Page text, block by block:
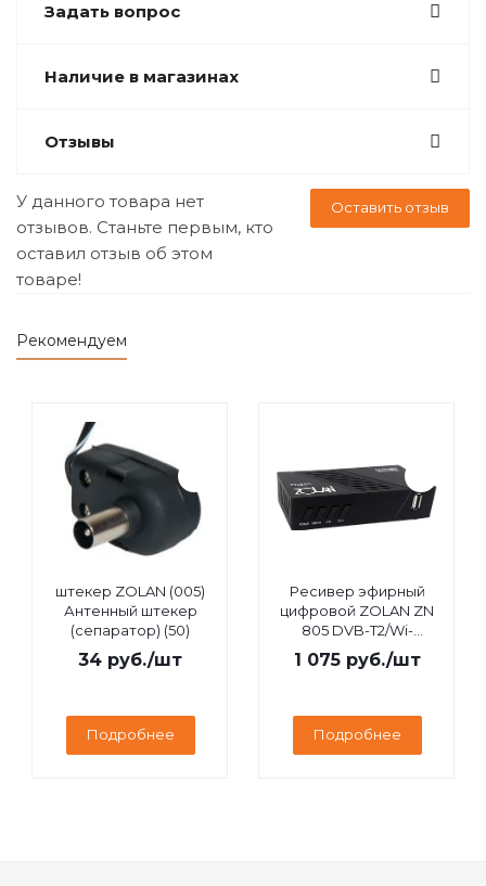
Задать вопрос
Наличие в магазинах
Отзывы
Оставить отзыв
У данного товара нет
отзывов. Станьте первым, кто
оставил отзыв об этом
товаре!
Рекомендуем
штекер ZOLAN (005)
Антенный штекер
(сепаратор) (50)
34 руб./шт
Подробнее
Ресивер эфирный
цифровой ZOLAN ZN
805 DVB-T2/Wi-
Fi/IPTV/MEGOGO/YouTube,
дисплей
1 075руб./шт
Подробнее